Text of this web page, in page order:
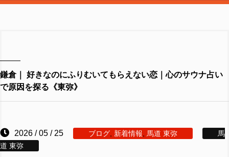
鎌倉｜ 好きなのにふりむいてもらえない恋｜心のサウナ占い
で原因を探る《東弥》
2026 / 05 / 25 ブログ 新着情報 馬道 東弥
馬
道 東弥